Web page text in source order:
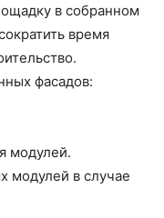
в собранном
время
фасадов:
модулей.
модулей в случае